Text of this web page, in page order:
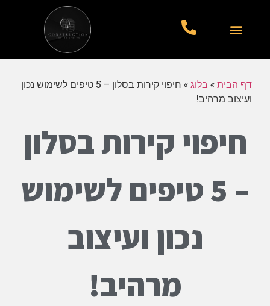
דף הבית» בלוג»
חיפוי קירות בסלון – 5 טיפים לשימוש נכון
ועיצוב מרהיב!
חיפוי קירות בסלון
– 5 טיפים לשימוש
נכון ועיצוב
מרהיב!